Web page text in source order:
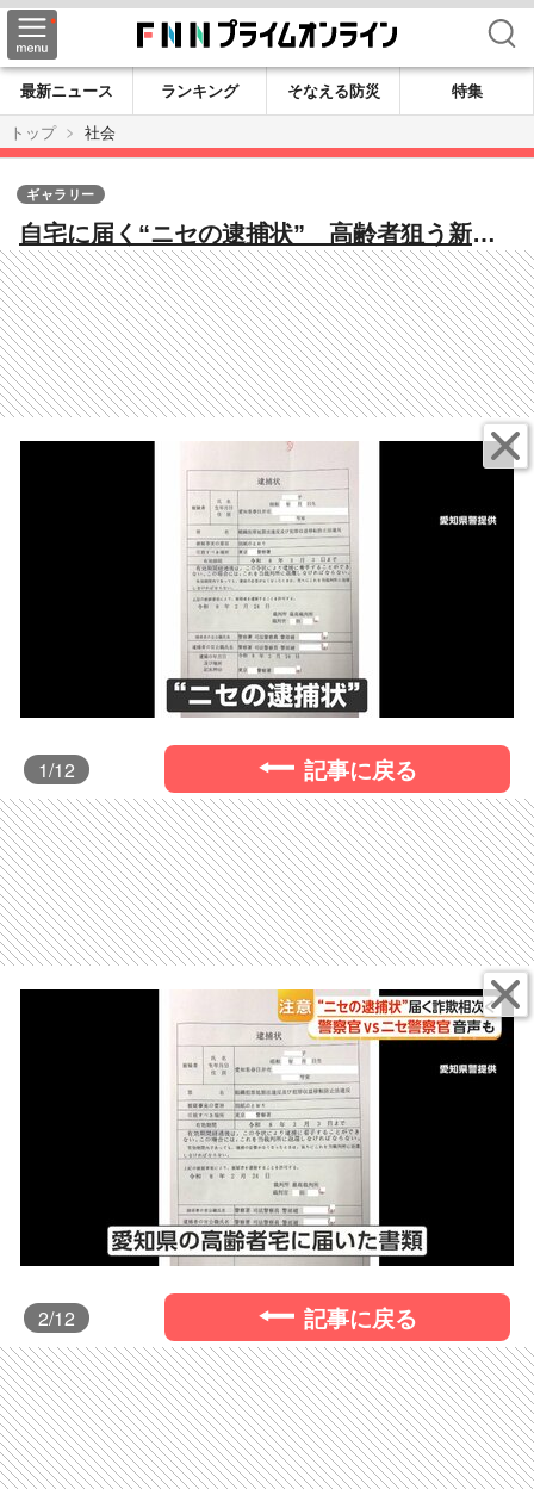
検索
最新ニュース ランキング そなえる防災
特集
トップ
社会
自宅に届く“ニセの逮捕状” 高齢者狙う新手
口、警察かたる詐欺急増 郵送・SNS・金銭
要求「絶対にない」と注意喚起
ギャラリー
1/12 記事に戻る
2/12 記事に戻る